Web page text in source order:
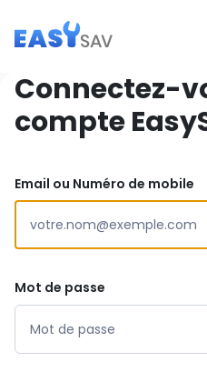
Connectez-
compte
Email ou Numéro de mobile
Mot de passe